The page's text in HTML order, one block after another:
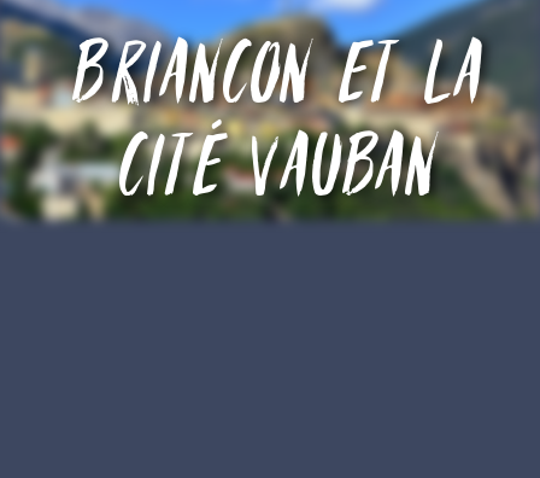
Briancon et la
cité Vauban